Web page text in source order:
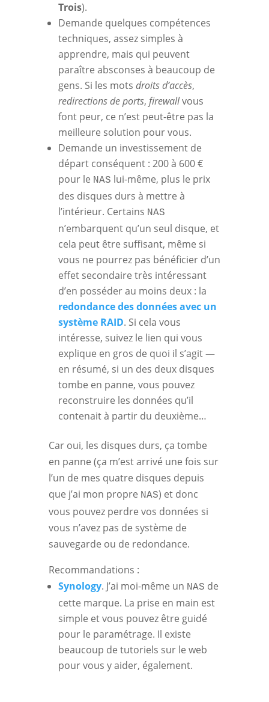
Trois).
Demande quelques compétences
techniques, assez simples à
apprendre, mais qui peuvent
paraître absconses à beaucoup de
gens. Si les mots droits d’accès,
redirections de ports, firewallvous
font peur, ce n’est peut-être pas la
meilleure solution pour vous.
Demande un investissement de
départ conséquent : 200 à 600 €
pour le NAS lui-même, plus le prix
des disques durs à mettre à
l’intérieur. Certains NAS
n’embarquent qu’un seul disque, et
cela peut être suffisant, même si
vous ne pourrez pas bénéficier d’un
effet secondaire très intéressant
d’en posséder au moins deux : la
redondance des données avec un
système RAID. Si cela vous
intéresse, suivez le lien qui vous
explique en gros de quoi il s’agit —
en résumé, si un des deux disques
tombe en panne, vous pouvez
reconstruire les données qu’il
contenait à partir du deuxième…
Car oui, les disques durs, ça tombe
en panne (ça m’est arrivé une fois sur
l’un de mes quatre disques depuis
que j’ai mon propre NAS) et donc
vous pouvez perdre vos données si
vous n’avez pas de système de
sauvegarde ou de redondance.
Recommandations :
Synology. J’ai moi-même un NAS de
cette marque. La prise en main est
simple et vous pouvez être guidé
pour le paramétrage. Il existe
beaucoup de tutoriels sur le web
pour vous y aider, également.